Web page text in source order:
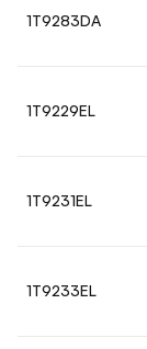
1T9283DA
1T9229EL
1T9231EL
1T9233EL